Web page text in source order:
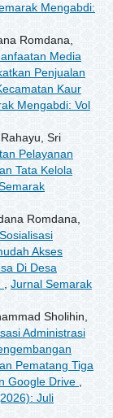
Mengabdi:
Romdana,
Media
Penjualan
Kaur
Mengabdi: Vol
Sri
Pelayanan
Tata Kelola
Romdana,
Sosialisasi
Akses
Di Desa
Jurnal Semarak
Sholihin,
Administrasi
Pematang Tiga
Google Drive
Juli